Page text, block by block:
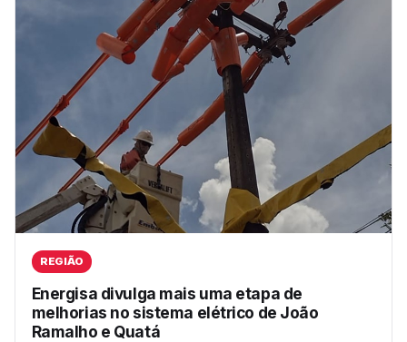
REGIÃO
Energisa divulga mais uma etapa de
melhorias no sistema elétrico de João
Ramalho e Quatá